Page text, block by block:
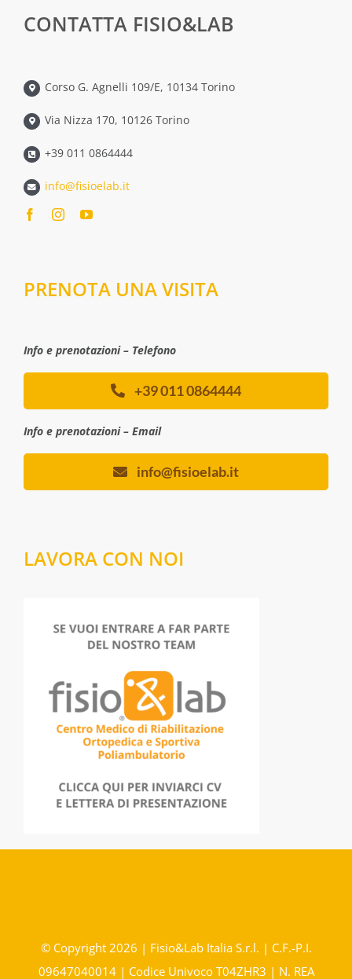
CONTATTA FISIO&LAB
Corso G. Agnelli 109/E, 10134 Torino
Via Nizza 170, 10126 Torino
+39 011 0864444
info@fisioelab.it
PRENOTA UNA VISITA
Info e prenotazioni – Telefono
+39 011 0864444
Info e prenotazioni – Email
info@fisioelab.it
LAVORA CON NOI
© Copyright 2026 | Fisio&Lab Italia S.r.l. | C.F.-P.I.
09647040014 | Codice Univoco T04ZHR3 | N. REA